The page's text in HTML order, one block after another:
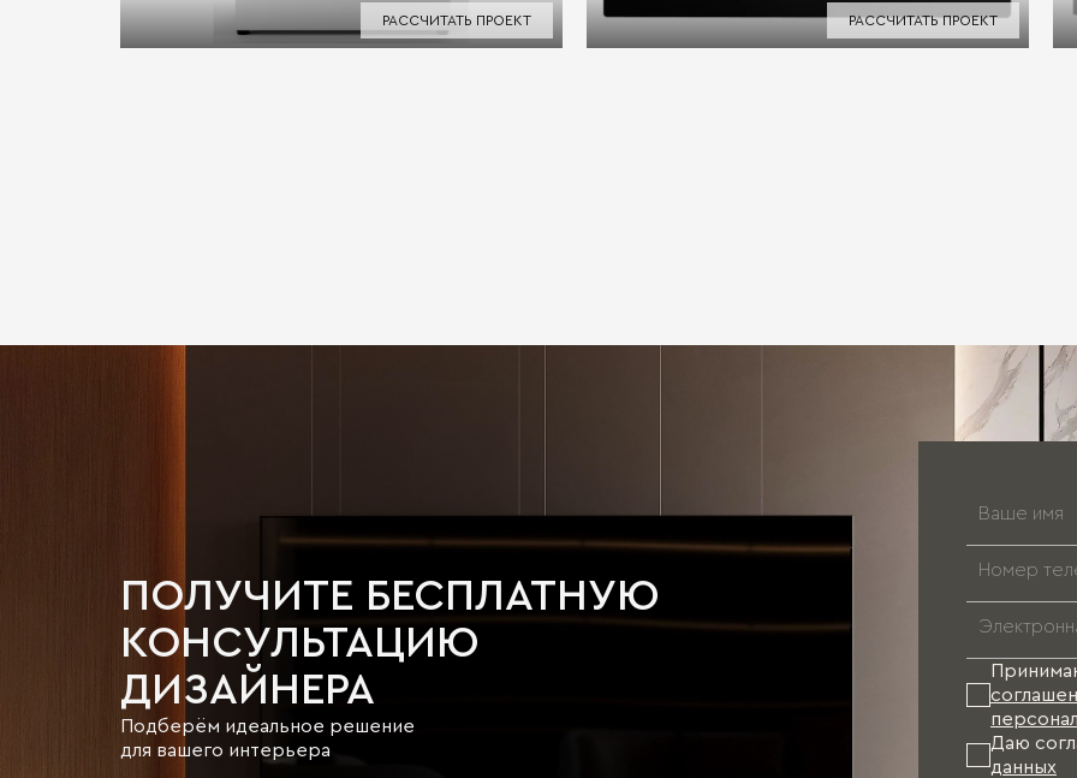
РАССЧИТАТЬ ПРОЕКТ РАССЧИТАТЬ ПРОЕКТ
ПОЛУЧИТЕ БЕСПЛАТНУЮ
КОНСУЛЬТАЦИЮ
ДИЗАЙНЕРА
Подберём идеальное решение
для вашего интерьера
Даю
данных